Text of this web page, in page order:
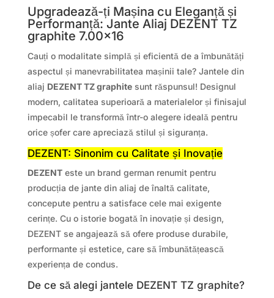
Upgradează-ți Mașina cu Eleganță și
Performanță: Jante Aliaj DEZENT TZ
graphite 7.00×16
Cauți o modalitate simplă și eficientă de a îmbunătăți
aspectul și manevrabilitatea mașinii tale? Jantele din
aliaj DEZENT TZ graphitesunt răspunsul! Designul
modern, calitatea superioară a materialelor și finisajul
impecabil le transformă într-o alegere ideală pentru
orice șofer care apreciază stilul și siguranța.
DEZENT: Sinonim cu Calitate și Inovație
DEZENTeste un brand german renumit pentru
producția de jante din aliaj de înaltă calitate,
concepute pentru a satisface cele mai exigente
cerințe. Cu o istorie bogată în inovație și design,
DEZENT se angajează să ofere produse durabile,
performante și estetice, care să îmbunătățească
experiența de condus.
De ce să alegi jantele DEZENT TZ graphite?